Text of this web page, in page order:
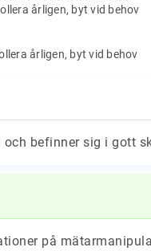
årligen, byt vid behov
årligen, byt vid behov
befinner sig i gott
på